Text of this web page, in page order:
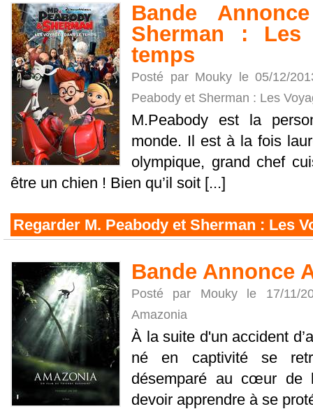
Bande
Sherman : Les
temps
Posté par Mouky le 05/12/
Peabody et Sherman : Les
M.Peabody est la
monde. Il est à la fois
olympique, grand chef
être un chien ! Bien qu’il soit [...]
Regarder M. Peabody et Sherman : Les
Bande Annonce
Posté par Mouky le 17/11/
Amazonia
À la suite d'un accident
né en captivité se
désemparé au cœur de
devoir apprendre à se